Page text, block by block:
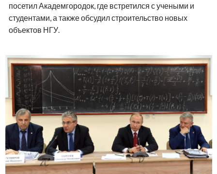
посетил Академгородок, где встретился с учеными и
студентами, а также обсудил строительство новых
объектов НГУ.